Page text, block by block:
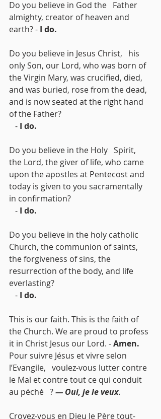
Do you believe in God the   Father
almighty, creator of heaven and
earth? - I do.
Do you believe in Jesus Christ,   his
only Son, our Lord, who was born of
the Virgin Mary, was crucified, died,
and was buried, rose from the dead,
and is now seated at the right hand
of the Father?
   -
I do.
Do you believe in the Holy   Spirit,
the Lord, the giver of life, who came
upon the apostles at Pentecost and
today is given to you sacramentally
in confirmation?
   -
I do.
Do you believe in the holy catholic
Church, the communion of saints,
the forgiveness of sins, the
resurrection of the body, and life
everlasting?
   -
I do.
This is our faith. This is the faith of
the Church. We are proud to profess
it in Christ Jesus our Lord. - Amen.
Pour suivre Jésus et vivre selon
l’Evangile,   voulez-vous lutter contre
le Mal et contre tout ce qui conduit
au péché   ? — Oui, je le veux.
Croyez-vous en Dieu le Père tout-